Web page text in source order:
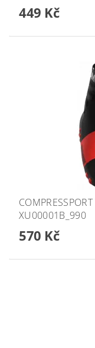
449 Kč
XU00001B_990
570 Kč